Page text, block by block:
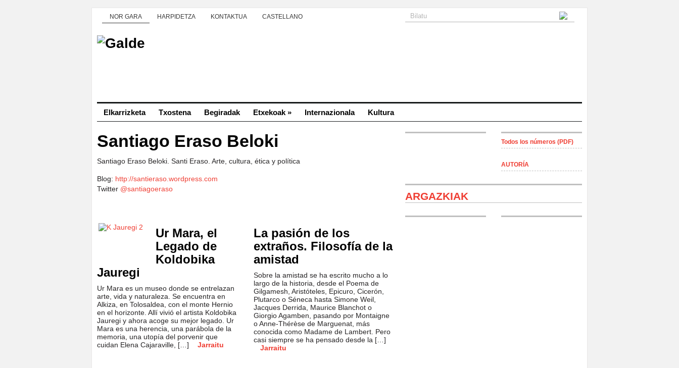
NOR GARA HARPIDETZA KONTAKTUA CASTELLANO
Elkarrizketa Txostena Begiradak Etxekoak » Internazionala Kultura
Santiago Eraso Beloki
Santiago Eraso Beloki. Santi Eraso. Arte, cultura, ética y política
Blog: http://santieraso.wordpress.com
Twitter @santiagoeraso
Ur Mara, el
Legado de
Koldobika
Jauregi
Ur Mara es un museo donde se entrelazan
arte, vida y naturaleza. Se encuentra en
Alkiza, en Tolosaldea, con el monte Hernio
en el horizonte. Allí vivió el artista Koldobika
Jauregi y ahora acoge su mejor legado. Ur
Mara es una herencia, una parábola de la
memoria, una utopía del porvenir que
cuidan Elena Cajaraville, […]
Jarraitu
La pasión de los
extraños. Filosofía de la
amistad
Sobre la amistad se ha escrito mucho a lo
largo de la historia, desde el Poema de
Gilgamesh, Aristóteles, Epicuro, Cicerón,
Plutarco o Séneca hasta Simone Weil,
Jacques Derrida, Maurice Blanchot o
Giorgio Agamben, pasando por Montaigne
o Anne-Thérèse de Marguenat, más
conocida como Madame de Lambert. Pero
casi siempre se ha pensado desde la […]
Jarraitu
Todos los números (PDF)
AUTORÍA
ARGAZKIAK